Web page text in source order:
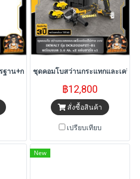
าน+กล่องลิ้น Dewalt (DWST83395-1)
ชุดคอมโบสว่านกระแทกและเครื่องเ
฿12,800
สั่งซื้อสินค้า
เปรียบเทียบ
New